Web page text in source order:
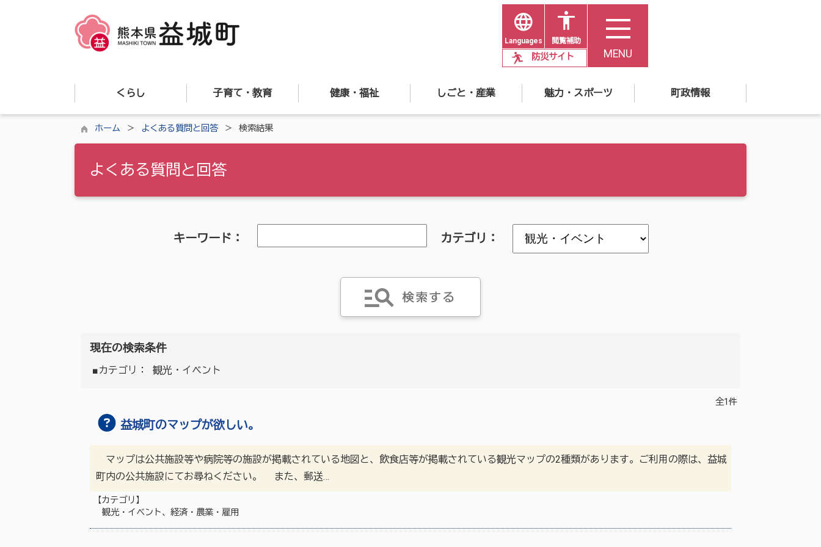
Languages 閲覧補助
防災サイト MENU
くらし 子育て・教育 健康・福祉 しごと・産業 魅力・スポーツ 町政情報
ホーム よくある質問と回答 検索結果
よくある質問と回答
キーワード： カテゴリ：
現在の検索条件
■カテゴリ： 観光・イベント
全1件
益城町のマップが欲しい。
マップは公共施設等や病院等の施設が掲載されている地図と、飲食店等が掲載されている観光マップの2種類があります。ご利用の際は、益城
町内の公共施設にてお尋ねください。 また、郵送…
【カテゴリ】
観光・イベント、経済・農業・雇用